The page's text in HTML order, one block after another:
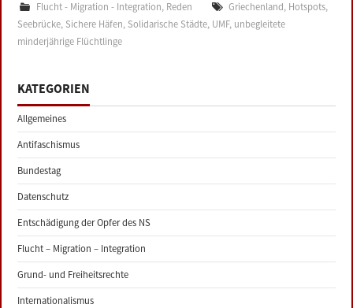
Flucht - Migration - Integration, Reden Griechenland, Hotspots,
Seebrücke, Sichere Häfen, Solidarische Städte, UMF, unbegleitete
minderjährige Flüchtlinge
KATEGORIEN
Allgemeines
Antifaschismus
Bundestag
Datenschutz
Entschädigung der Opfer des NS
Flucht – Migration – Integration
Grund- und Freiheitsrechte
Internationalismus